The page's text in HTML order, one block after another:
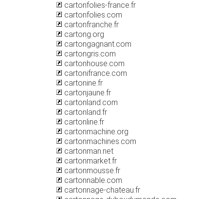
cartonfolies-france.fr
cartonfolies.com
cartonfranche.fr
cartong.org
cartongagnant.com
cartongris.com
cartonhouse.com
cartonifrance.com
cartonine.fr
cartonjaune.fr
cartonland.com
cartonland.fr
cartonline.fr
cartonmachine.org
cartonmachines.com
cartonman.net
cartonmarket.fr
cartonmousse.fr
cartonnable.com
cartonnage-chateau.fr